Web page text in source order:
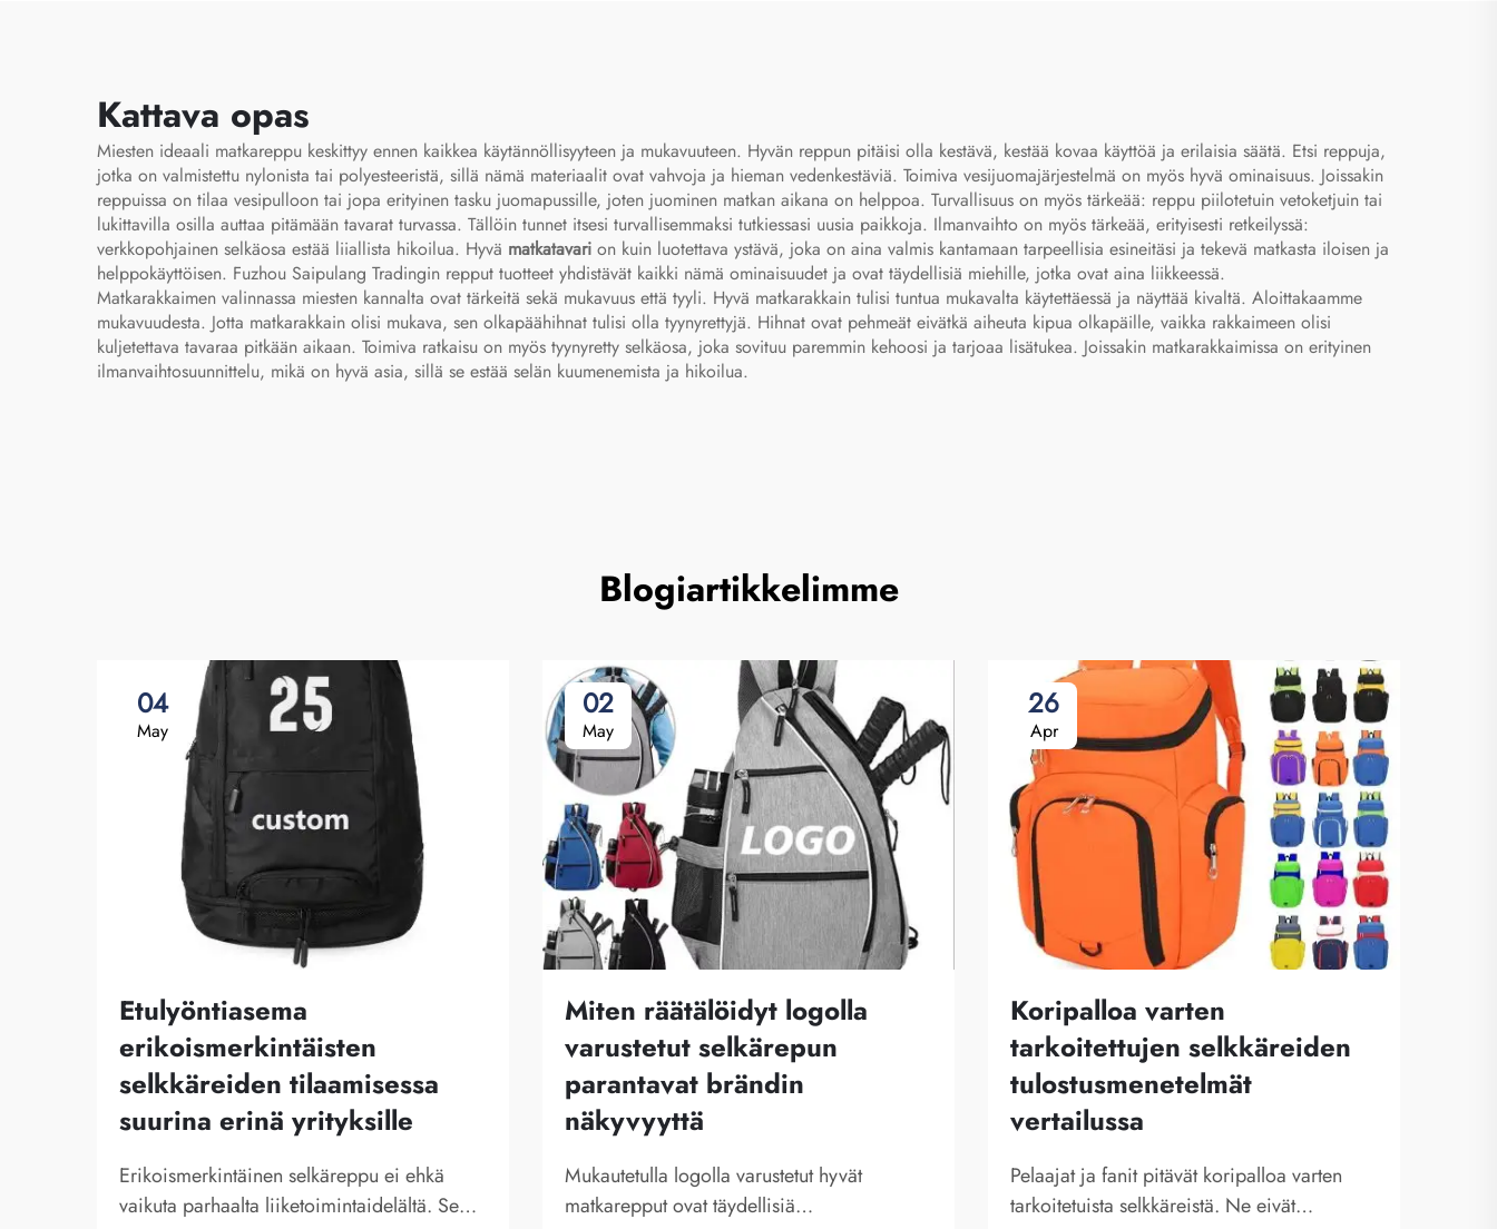
Kattava opas
Miesten ideaali matkareppu keskittyy ennen kaikkea käytännöllisyyteen ja mukavuuteen. Hyvän reppun pitäisi olla kestävä, kestää kovaa käyttöä ja erilaisia säätä. Etsi reppuja,
jotka on valmistettu nylonista tai polyesteeristä, sillä nämä materiaalit ovat vahvoja ja hieman vedenkestäviä. Toimiva vesijuomajärjestelmä on myös hyvä ominaisuus. Joissakin
reppuissa on tilaa vesipulloon tai jopa erityinen tasku juomapussille, joten juominen matkan aikana on helppoa. Turvallisuus on myös tärkeää: reppu piilotetuin vetoketjuin tai
lukittavilla osilla auttaa pitämään tavarat turvassa. Tällöin tunnet itsesi turvallisemmaksi tutkiessasi uusia paikkoja. Ilmanvaihto on myös tärkeää, erityisesti retkeilyssä:
verkkopohjainen selkäosa estää liiallista hikoilua. Hyvä matkatavari on kuin luotettava ystävä, joka on aina valmis kantamaan tarpeellisia esineitäsi ja tekevä matkasta iloisen ja
helppokäyttöisen. Fuzhou Saipulang Tradingin repput tuotteet yhdistävät kaikki nämä ominaisuudet ja ovat täydellisiä miehille, jotka ovat aina liikkeessä.
Matkarakkaimen valinnassa miesten kannalta ovat tärkeitä sekä mukavuus että tyyli. Hyvä matkarakkain tulisi tuntua mukavalta käytettäessä ja näyttää kivaltä. Aloittakaamme
mukavuudesta. Jotta matkarakkain olisi mukava, sen olkapäähihnat tulisi olla tyynyrettyjä. Hihnat ovat pehmeät eivätkä aiheuta kipua olkapäille, vaikka rakkaimeen olisi
kuljetettava tavaraa pitkään aikaan. Toimiva ratkaisu on myös tyynyretty selkäosa, joka sovituu paremmin kehoosi ja tarjoaa lisätukea. Joissakin matkarakkaimissa on erityinen
ilmanvaihtosuunnittelu, mikä on hyvä asia, sillä se estää selän kuumenemista ja hikoilua.
Blogiartikkelimme
04
May
Etulyöntiasema
erikoismerkintäisten
selkkäreiden tilaamisessa
suurina erinä yrityksille
Erikoismerkintäinen selkäreppu ei ehkä
vaikuta parhaalta liiketoimintaidelältä. Se
02
May
Miten räätälöidyt logolla
varustetut selkärepun
parantavat brändin
näkyvyyttä
Mukautetulla logolla varustetut hyvät
matkarepput ovat täydellisiä
26
Apr
Koripalloa varten
tarkoitettujen selkkäreiden
tulostusmenetelmät
vertailussa
Pelaajat ja fanit pitävät koripalloa varten
tarkoitetuista selkkäreistä. Ne eivät